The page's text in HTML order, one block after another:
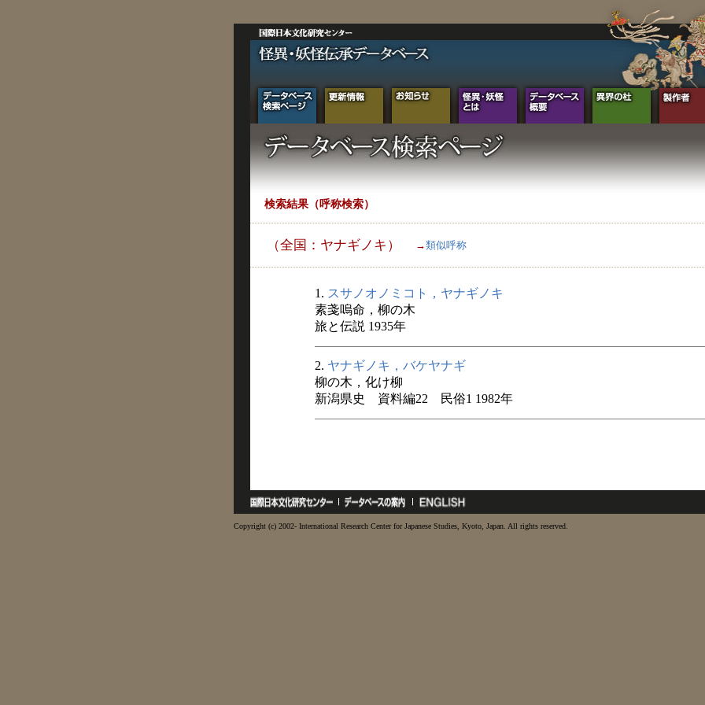
検索結果（呼称検索）
（全国：ヤナギノキ） →類似呼称
1. スサノオノミコト，ヤナギノキ
素戔嗚命，柳の木
旅と伝説 1935年
2. ヤナギノキ，バケヤナギ
柳の木，化け柳
新潟県史 資料編22 民俗1 1982年
Copyright (c) 2002- International Research Center for Japanese Studies, Kyoto, Japan. All rights reserved.